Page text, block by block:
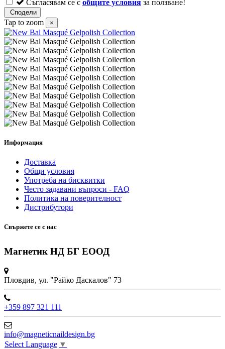
Съгласявам се с общите условия за ползване!
Tap to zoom ×
Информация
Доставка
Общи условия
Употреба на бисквитки
Често задавани въпроси - FAQ
Политика на поверителност
Дистрибутори
Свържете се с нас
Магнетик НД БГ ЕООД
Пловдив, ул. "Райко Даскалов" 73
+359 897 321 111
info@magneticnaildesign.bg
Select Language ▼